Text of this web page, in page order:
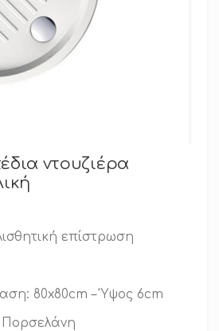
ντουζιέρα
επίστρωση
: 80x80cm – Ύψος 6cm
Πορσελάνη